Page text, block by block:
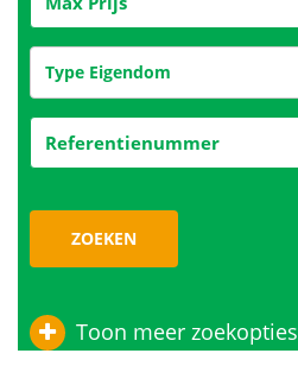
Type Eigendom
ZOEKEN
Toon meer zoekopties